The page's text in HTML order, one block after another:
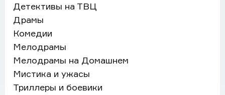
Детективы на ТВЦ
Драмы
Комедии
Мелодрамы
Мелодрамы на Домашнем
Мистика и ужасы
Триллеры и боевики